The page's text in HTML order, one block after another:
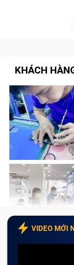
KHÁCH
VIDEO MỚI